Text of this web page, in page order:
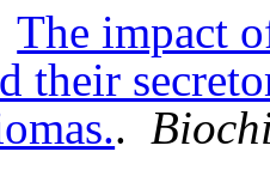
The impact
their
.